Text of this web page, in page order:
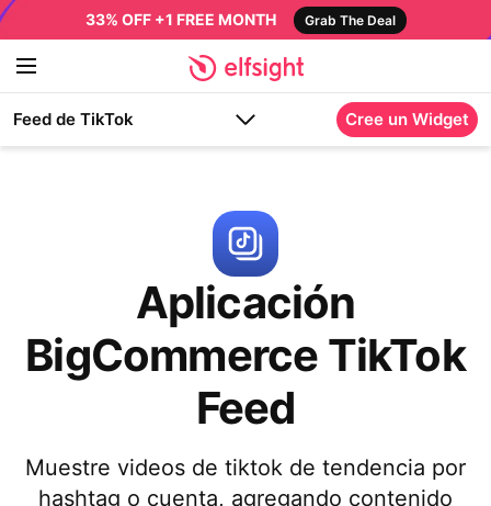
33% OFF +1 FREE MONTH Grab The Deal
Feed de TikTok Cree un Widget
Aplicación
BigCommerce TikTok
Feed
Muestre videos de tiktok de tendencia por
hashtag o cuenta, agregando contenido